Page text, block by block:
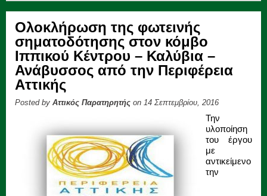
Ολοκλήρωση της φωτεινής
σηματοδότησης στον κόμβο
Ιππικού Κέντρου – Καλύβια –
Ανάβυσσος από την Περιφέρεια
Αττικής
Posted by Αττικός Παρατηρητής on 14 Σεπτεμβρίου, 2016
Την
υλοποίηση
του έργου
με
αντικείμενο
την